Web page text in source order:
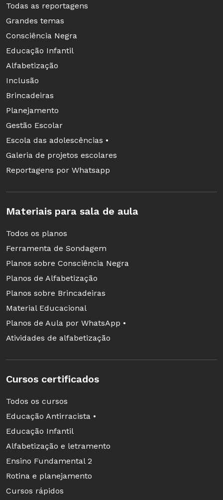
Todas as reportagens
Grandes temas
Consciência Negra
Educação Infantil
Alfabetização
Inclusão
Brincadeiras
Planejamento
Gestão Escolar
Escola das adolescências •
Galeria de projetos escolares
Reportagens por Whatsapp
Materiais para sala de aula
Todos os planos
Ferramenta de Sondagem
Planos sobre Consciência Negra
Planos de Alfabetização
Planos sobre Brincadeiras
Material Educacional
Planos de Aula por WhatsApp •
Atividades de alfabetização
Cursos certificados
Todos os cursos
Educação Antirracista •
Educação Infantil
Alfabetização e letramento
Ensino Fundamental 2
Rotina e planejamento
Cursos rápidos